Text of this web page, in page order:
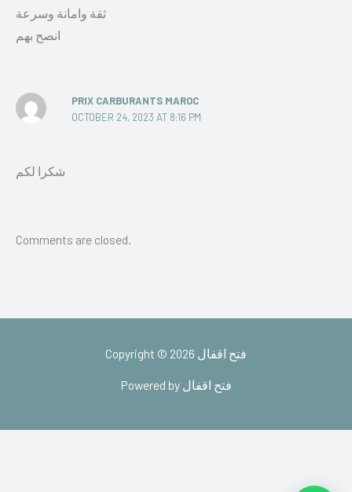
ثقة وامانة وسرعة
انصح بهم
PRIX CARBURANTS MAROC
OCTOBER 24, 2023 AT 8:16 PM
شكرا لكم
Comments are closed.
Copyright © 2026 فتح اقفال
Powered by فتح اقفال